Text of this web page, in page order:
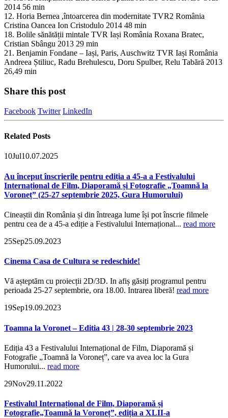
2014 56 min
12. Horia Bernea ,întoarcerea din modernitate TVR2 România
Cristina Oancea Ion Cristodulo 2014 48 min
18. Bolile sănătății mintale TVR Iași România Roxana Bratec,
Cristian Sbângu 2013 29 min
21. Benjamin Fondane – Iași, Paris, Auschwitz TVR Iași România
Andreea Știliuc, Radu Brehulescu, Doru Spulber, Relu Tabără 2013
26,49 min
Share this post
Facebook Twitter LinkedIn
Related Posts
10Jul10.07.2025
Au început înscrierile pentru ediția a 45-a a Festivalului
Internațional de Film, Diaporamă și Fotografie „Toamnă la
Voroneț” (25-27 septembrie 2025, Gura Humorului)
Cineaștii din România și din întreaga lume își pot înscrie filmele
pentru cea de a 45-a ediție a Festivalului Internațional... read more
25Sep25.09.2023
Cinema Casa de Cultura se redeschide!
Vă așteptăm cu proiecții 2D/3D. In afiș găsiți programul pentru
perioada 25-27 septembrie, ora 18.00. Intrarea liberă! read more
19Sep19.09.2023
Toamna la Voronet – Editia 43 | 28-30 septembrie 2023
Ediția 43 a Festivalului Internațional de Film, Diaporamă și
Fotografie „Toamnă la Voroneț”, care va avea loc la Gura
Humorului... read more
29Nov29.11.2022
Festivalul Internațional de Film, Diaporamă și
Fotografie„Toamnă la Voroneț”, ediția a XLII-a